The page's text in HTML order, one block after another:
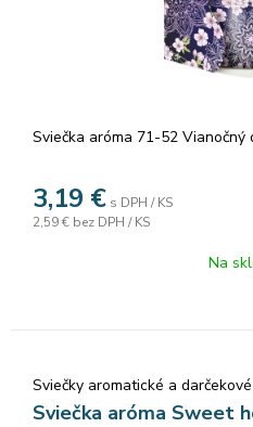
Sviečka aróma 71-52 Vianočný
3,19 € s DPH / KS
2,59 € bez DPH / KS
Na
Sviečky aromatické a darčekové
Sviečka aróma Sweet